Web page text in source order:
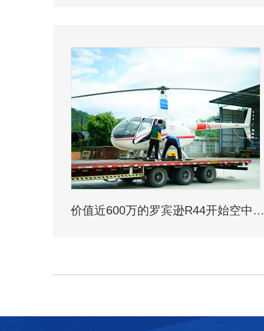
价值近600万的罗宾逊R44开始空中飞播造林